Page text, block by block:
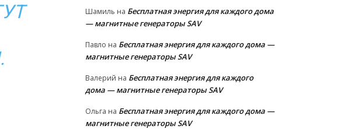
Шамиль на Бесплатная энергия для каждого дома
— магнитные генераторы SAV
Павло на Бесплатная энергия для каждого дома —
магнитные генераторы SAV
Валерий на Бесплатная энергия для каждого
дома — магнитные генераторы SAV
Ольга на Бесплатная энергия для каждого дома —
магнитные генераторы SAV